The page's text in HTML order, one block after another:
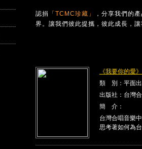
認捐 「TCMC珍藏」
，分享我們的
界。讓我們彼此提攜，彼此成長，
《我要你的愛
類 別：平面
出版社：台灣
簡 介：
台灣合唱音樂
思考著如何為